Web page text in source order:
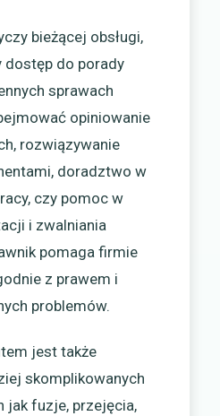
bieżącej obsługi,
dostęp do porady
sprawach
opiniowanie
rozwiązywanie
doradztwo w
czy pomoc w
i zwalniania
pomaga firmie
z prawem i
problemów.
jest także
skomplikowanych
jak fuzje, przejęcia,